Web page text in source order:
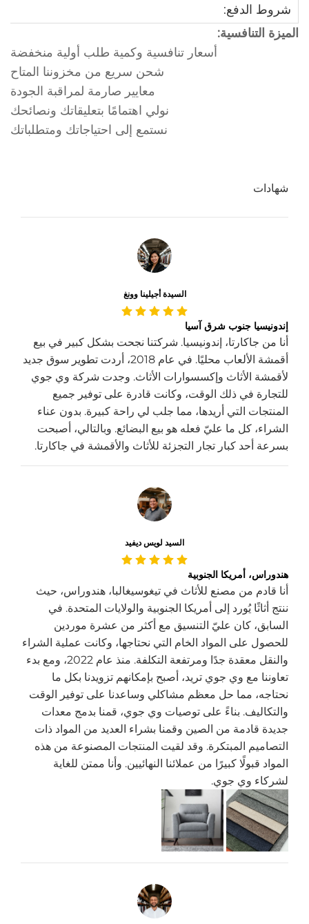
شروط الدفع:
الميزة التنافسية:
أسعار تنافسية وكمية طلب أولية منخفضة
شحن سريع من مخزوننا المتاح
معايير صارمة لمراقبة الجودة
نولي اهتمامًا بتعليقاتك ونصائحك
نستمع إلى احتياجاتك ومتطلباتك
شهادات
السيدة أجيلينا وونغ
إندونيسيا جنوب شرق آسيا
أنا من جاكارتا، إندونيسيا. شركتنا نجحت بشكل كبير في بيع
أقمشة الألعاب محليًا. في عام 2018، أردت تطوير سوق جديد
لأقمشة الأثاث وإكسسوارات الأثاث. وجدت شركة وي جوي
للتجارة في ذلك الوقت، وكانت قادرة على توفير جميع
المنتجات التي أريدها، مما جلب لي راحة كبيرة. بدون عناء
الشراء، كل ما عليّ فعله هو بيع البضائع. وبالتالي، أصبحت
بسرعة أحد كبار تجار التجزئة للأثاث والأقمشة في جاكارتا.
السيد لويس ديفيد
هندوراس، أمريكا الجنوبية
أنا قادم من مصنع للأثاث في تيغوسيغالبا، هندوراس، حيث
ننتج أثاثًا يُورد إلى أمريكا الجنوبية والولايات المتحدة. في
السابق، كان عليّ التنسيق مع أكثر من عشرة موردين
للحصول على المواد الخام التي نحتاجها، وكانت عملية الشراء
والنقل معقدة جدًا ومرتفعة التكلفة. منذ عام 2022، ومع بدء
تعاوننا مع وي جوي تريد، أصبح بإمكانهم تزويدنا بكل ما
نحتاجه، مما حل معظم مشاكلي وساعدنا على توفير الوقت
والتكاليف. بناءً على توصيات وي جوي، قمنا بدمج معدات
جديدة قادمة من الصين وقمنا بشراء العديد من المواد ذات
التصاميم المبتكرة. وقد لقيت المنتجات المصنوعة من هذه
المواد قبولًا كبيرًا من عملائنا النهائيين. وأنا ممتن للغاية
لشركاء وي جوي.